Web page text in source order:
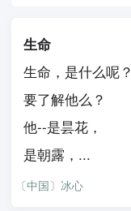
生命
生命，是什么呢？
要了解他么？
他--是昙花，
是朝露，...
〔中国〕冰心